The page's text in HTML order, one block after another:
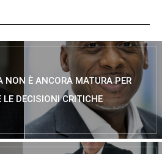
NON È ANCORA MATURA PER
LE DECISIONI CRITICHE